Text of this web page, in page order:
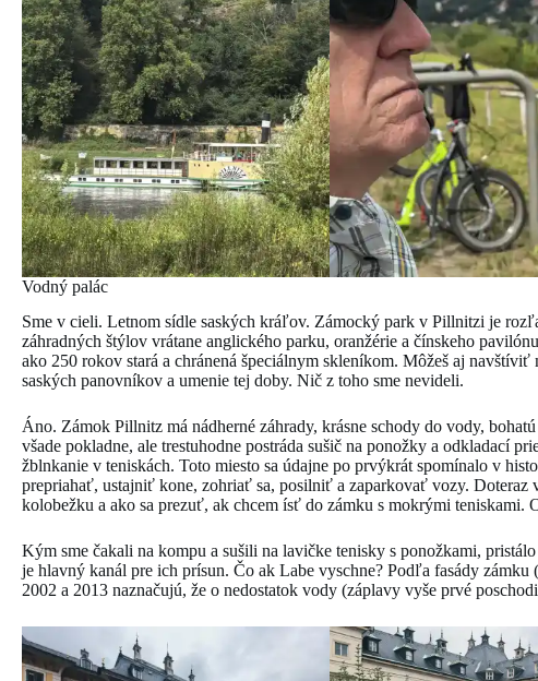
Vodný palác
Sme v cieli. Letnom sídle saských kráľov. Zámocký park v Pillnitzi je
záhradných štýlov vrátane anglického parku, oranžérie a čínskeho
ako 250 rokov stará a chránená špeciálnym skleníkom. Môžeš aj
saských panovníkov a umenie tej doby. Nič z toho sme nevideli.
Áno. Zámok Pillnitz má nádherné záhrady, krásne schody do vody,
všade pokladne, ale trestuhodne postráda sušič na ponožky a odkladací
žblnkanie v teniskách. Toto miesto sa údajne po prvýkrát spomínalo v
prepriahať, ustajniť kone, zohriať sa, posilniť a zaparkovať vozy.
kolobežku a ako sa prezuť, ak chcem ísť do zámku s mokrými teniskami.
Kým sme čakali na kompu a sušili na lavičke tenisky s ponožkami,
je hlavný kanál pre ich prísun. Čo ak Labe vyschne? Podľa fasády
2002 a 2013 naznačujú, že o nedostatok vody (záplavy vyše prvé